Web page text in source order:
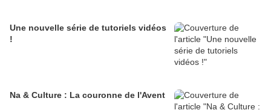
Une nouvelle série de tutoriels vidéos
!
Na & Culture : La couronne de l'Avent